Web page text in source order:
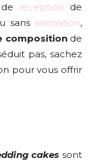
réception de
sans animation,
compositionde
pas, sachez
pour vous offrir
cakes sont